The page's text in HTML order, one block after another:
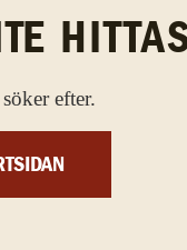
efter.